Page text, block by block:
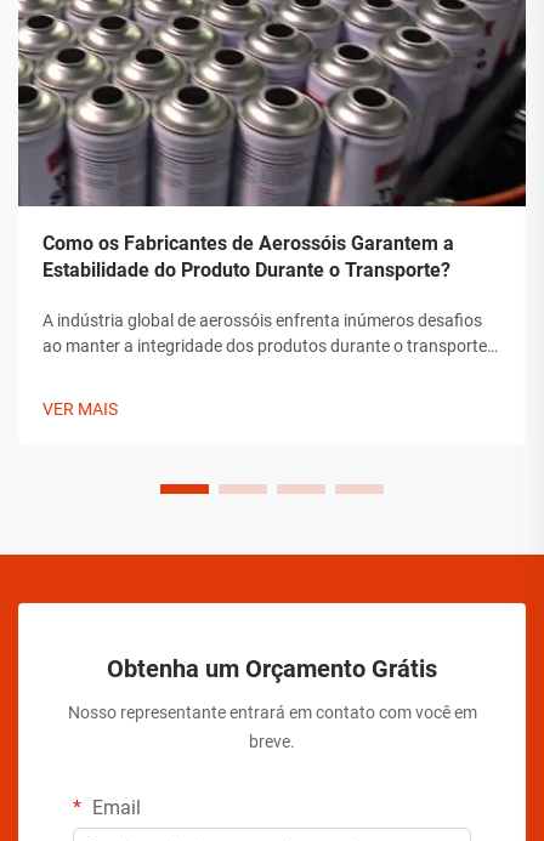
Como os Fabricantes de Aerossóis Garantem a
Estabilidade do Produto Durante o Transporte?
A indústria global de aerossóis enfrenta inúmeros desafios
ao manter a integridade dos produtos durante o transporte.
VER MAIS
Obtenha um Orçamento Grátis
Nosso representante entrará em contato com você em
breve.
Email